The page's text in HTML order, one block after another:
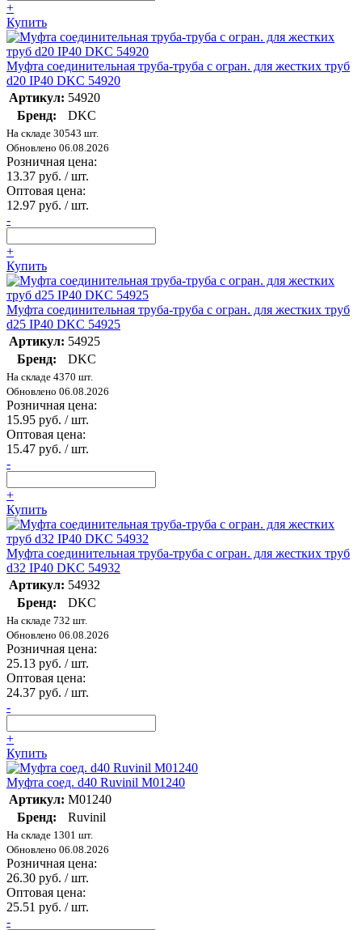
+
Купить
Муфта соединительная труба-труба с огран. для жестких труб
d20 IP40 DKC 54920
Артикул: 54920
Бренд:
DKC
На складе 30543 шт.
Обновлено 06.08.2026
Розничная цена:
13.37 руб. / шт.
Оптовая цена:
12.97 руб. / шт.
-
+
Купить
Муфта соединительная труба-труба с огран. для жестких труб
d25 IP40 DKC 54925
Артикул: 54925
Бренд:
DKC
На складе 4370 шт.
Обновлено 06.08.2026
Розничная цена:
15.95 руб. / шт.
Оптовая цена:
15.47 руб. / шт.
-
+
Купить
Муфта соединительная труба-труба с огран. для жестких труб
d32 IP40 DKC 54932
Артикул: 54932
Бренд:
DKC
На складе 732 шт.
Обновлено 06.08.2026
Розничная цена:
25.13 руб. / шт.
Оптовая цена:
24.37 руб. / шт.
-
+
Купить
Муфта соед. d40 Ruvinil М01240
Артикул: М01240
Бренд:
Ruvinil
На складе 1301 шт.
Обновлено 06.08.2026
Розничная цена:
26.30 руб. / шт.
Оптовая цена:
25.51 руб. / шт.
-